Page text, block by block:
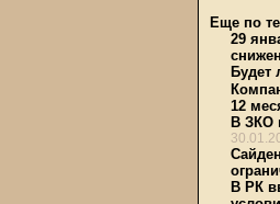
Еще по
29
Будет
12
В ЗКО
В РК